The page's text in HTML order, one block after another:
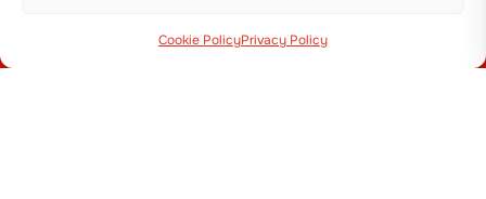
Cookie PolicyPrivacy Policy